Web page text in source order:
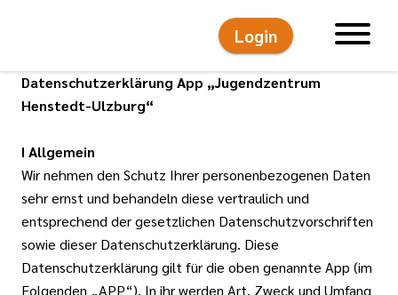
Login
Datenschutzerklärung App „Jugendzentrum
Henstedt-Ulzburg“
I Allgemein
Wir nehmen den Schutz Ihrer personenbezogenen Daten
sehr ernst und behandeln diese vertraulich und
entsprechend der gesetzlichen Datenschutzvorschriften
sowie dieser Datenschutzerklärung. Diese
Datenschutzerklärung gilt für die oben genannte App (im
Folgenden „APP“). In ihr werden Art, Zweck und Umfang